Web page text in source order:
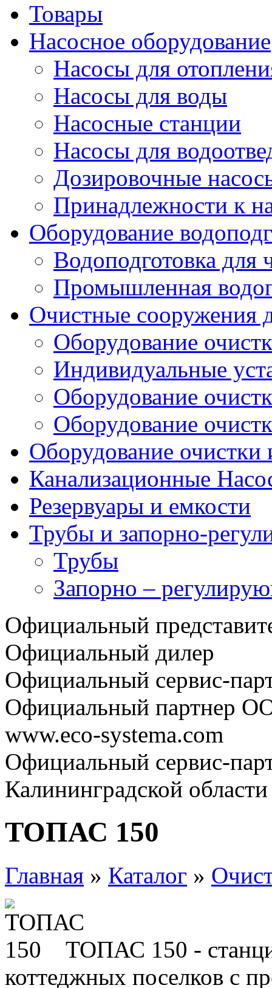
Товары
Насосное оборудование
Насосы для
Насосы для воды
Насосные станции
Насосы для
Дозировочные
Принадлежности к
Оборудование
Водоподготовка для
Промышленная
Очистные сооружения
Оборудование
Индивидуальные
Оборудование
Оборудование
Оборудование очистки
Канализационные
Резервуары и емкости
Трубы и запорно-
Трубы
Запорно –
Официальный
Официальный дилер
Официальный сервис-
Официальный партнер
www.eco-systema.com
Официальный сервис-
Калининградской области
ТОПАС 150
Главная » Каталог »
ТОПАС 150 -
коттеджных поселков с